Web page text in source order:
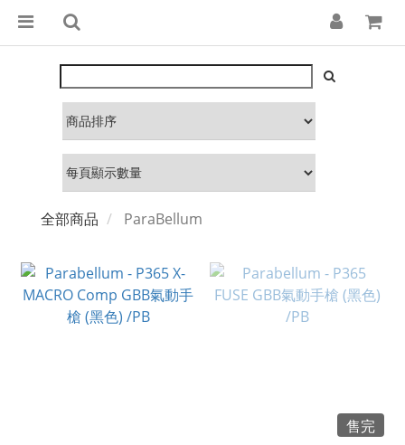
全部商品 ParaBellum
售完